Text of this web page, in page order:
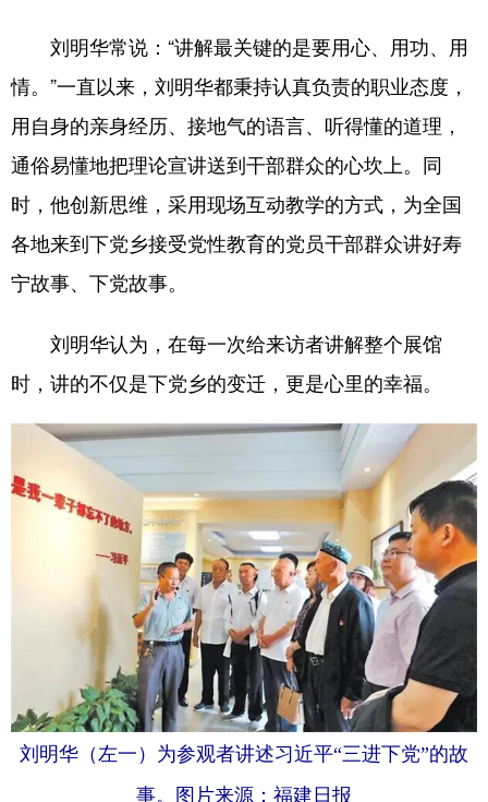
刘明华常说：“讲解最关键的是要用心、用功、用
情。”一直以来，刘明华都秉持认真负责的职业态度，
用自身的亲身经历、接地气的语言、听得懂的道理，
通俗易懂地把理论宣讲送到干部群众的心坎上。同
时，他创新思维，采用现场互动教学的方式，为全国
各地来到下党乡接受党性教育的党员干部群众讲好寿
宁故事、下党故事。
刘明华认为，在每一次给来访者讲解整个展馆
时，讲的不仅是下党乡的变迁，更是心里的幸福。
刘明华（左一）为参观者讲述习近平“三进下党”的故
事。图片来源：福建日报